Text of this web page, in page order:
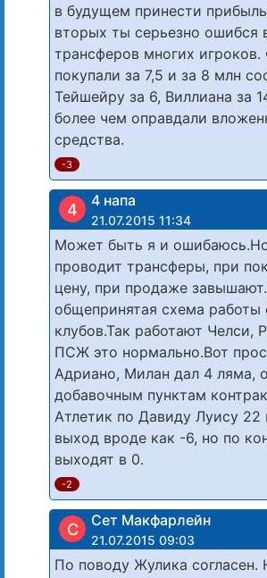
в будущем принести
вторых ты серьезно ошибся
трансферов многих
покупали за 7,5 и за 8 млн
Тейшейру за 6, Виллиана за
более чем оправдали
средства.
-3
4 4 напа
21.07.2015 11:34
Может быть я и
проводит трансферы, при
цену, при продаже
общепринятая схема работы
клубов.Так работают
ПСЖ это нормально.Вот
Адриано, Милан дал 4 ляма,
добавочным пунктам
Атлетик по Давиду Луису 22
выход вроде как -6, но по
выходят в 0.
-2
С Сет Макфарлейн
21.07.2015 09:03
По поводу Жулика согласен.